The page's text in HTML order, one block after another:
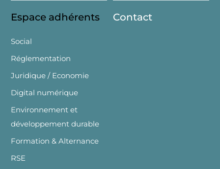
Espace adhérents
Social
Réglementation
Juridique / Economie
Digital numérique
Environnement et
développement durable
Formation & Alternance
RSE
Contact